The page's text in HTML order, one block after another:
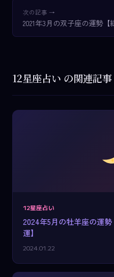
次の記事 →
2021年3月の双子座の運勢【
12星座占い の関連記事
12星座占い
2024年5月の牡羊座の運
運】
2024.01.22